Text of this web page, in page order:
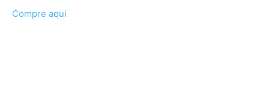
Compre aqui